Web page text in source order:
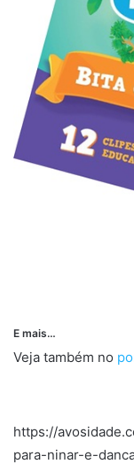
E mais…
Veja também no
https://
para-ninar-e-